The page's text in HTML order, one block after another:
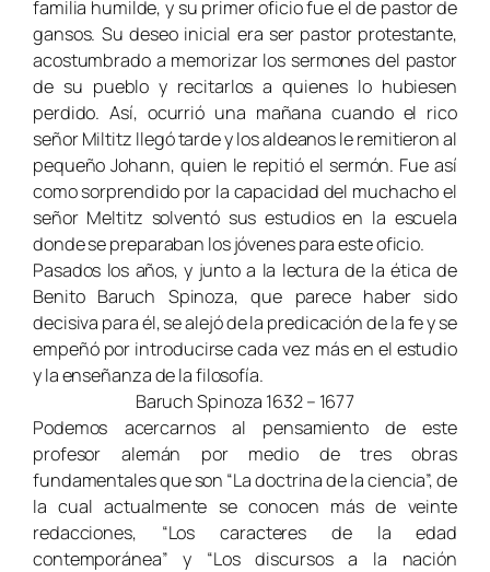
familia humilde, y su primer oficio fue el de pastor de
gansos. Su deseo inicial era ser pastor protestante,
acostumbrado a memorizar los sermones del pastor
de su pueblo y recitarlos a quienes lo hubiesen
perdido. Así, ocurrió una mañana cuando el rico
señor Miltitz llegó tarde y los aldeanos le remitieron al
pequeño Johann, quien le repitió el sermón. Fue así
como sorprendido por la capacidad del muchacho el
señor Meltitz solventó sus estudios en la escuela
donde se preparaban los jóvenes para este oficio.
Pasados los años, y junto a la lectura de la ética de
Benito Baruch Spinoza, que parece haber sido
decisiva para él, se alejó de la predicación de la fe y se
empeñó por introducirse cada vez más en el estudio
y la enseñanza de la filosofía.
Baruch Spinoza 1632 – 1677
Podemos acercarnos al pensamiento de este
profesor alemán por medio de tres obras
fundamentales que son “La doctrina de la ciencia”, de
la cual actualmente se conocen más de veinte
redacciones, “Los caracteres de la edad
contemporánea” y “Los discursos a la nación